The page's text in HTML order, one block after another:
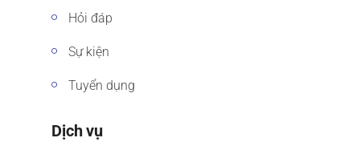
Hỏi đáp
Sự kiện
Tuyển dụng
Dịch vụ